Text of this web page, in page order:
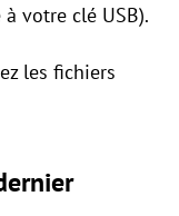
votre clé USB).
les fichiers